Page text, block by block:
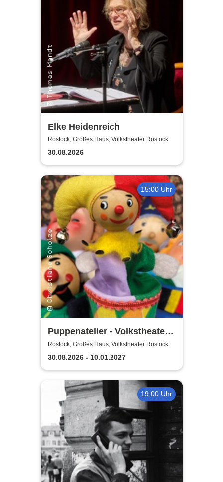
Elke Heidenreich
Rostock, Großes Haus, Volkstheater Rostock
30.08.2026
15:00 Uhr
Puppenatelier - Volkstheater
Rostock
Rostock, Großes Haus, Volkstheater Rostock
30.08.2026 - 10.01.2027
19:00 Uhr